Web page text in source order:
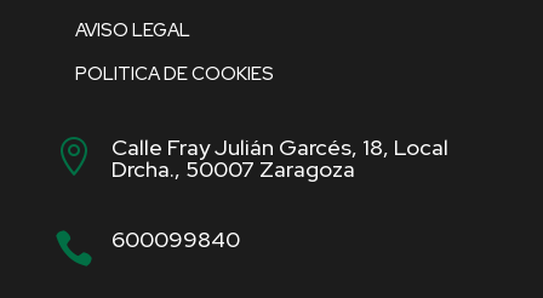
AVISO LEGAL
POLITICA DE COOKIES
 Calle Fray Julián Garcés, 18, Local
Drcha., 50007 Zaragoza
 600099840